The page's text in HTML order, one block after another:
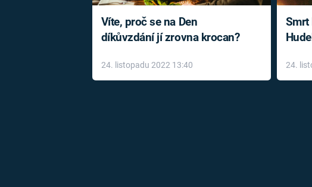
Víte, proč se na Den
díkůvzdání jí zrovna krocan?
24. listopadu 2022 13:40
Smrt
léky
24.